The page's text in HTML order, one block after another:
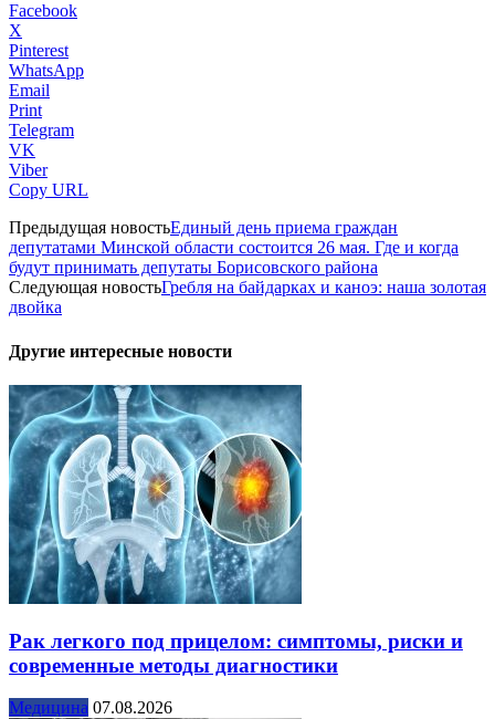
Facebook
X
Pinterest
WhatsApp
Email
Print
Telegram
VK
Viber
Copy URL
Предыдущая новостьЕдиный день приема граждан
депутатами Минской области состоится 26 мая. Где и когда
будут принимать депутаты Борисовского района
Следующая новостьГребля на байдарках и каноэ: наша золотая
двойка
Другие интересные новости
Рак легкого под прицелом: симптомы, риски и
современные методы диагностики
Медицина 07.08.2026